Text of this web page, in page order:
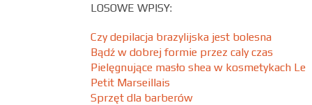
LOSOWE WPISY:
Czy depilacja brazylijska jest bolesna
Bądź w dobrej formie przez caly czas
Pielęgnujące masło shea w kosmetykach Le
Petit Marseillais
Sprzęt dla barberów